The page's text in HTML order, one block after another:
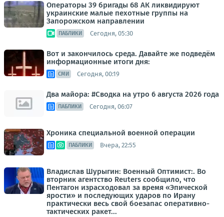
Операторы 39 бригады 68 АК ликвидируют
украинские малые пехотные группы на
Запорожском направлении
ПАБЛИКИ Сегодня, 05:30
Вот и закончилось среда. Давайте же подведём
информационные итоги дня:
СМИ Сегодня, 00:19
Два майора: #Сводка на утро 6 августа 2026 года
ПАБЛИКИ Сегодня, 06:07
Хроника специальной военной операции
ПАБЛИКИ Вчера, 22:55
Владислав Шурыгин: Военный Оптимист:. Во
вторник агентство Reuters сообщило, что
Пентагон израсходовал за время «Эпической
ярости» и последующих ударов по Ирану
практически весь свой боезапас оперативно-
тактических ракет...